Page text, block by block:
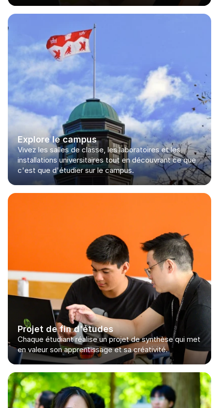
Explore le campus
Vivez les salles de classe, les laboratoires et les
installations universitaires tout en découvrant ce que
c'est que d'étudier sur le campus.
Projet de fin d'études
Chaque étudiant réalise un projet de synthèse qui met
en valeur son apprentissage et sa créativité.